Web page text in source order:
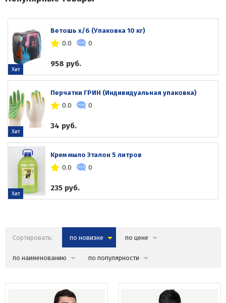
Ветошь х/б (Упаковка 10 кг)
0.0
0
958 руб.
Хит
Перчатки ГРИН (Индивидуальная упаковка)
0.0
0
34 руб.
Хит
Крем мыло Эталон 5 литров
0.0
0
235 руб.
Хит
Сортировать: по новизне по цене
по наименованию по популярности